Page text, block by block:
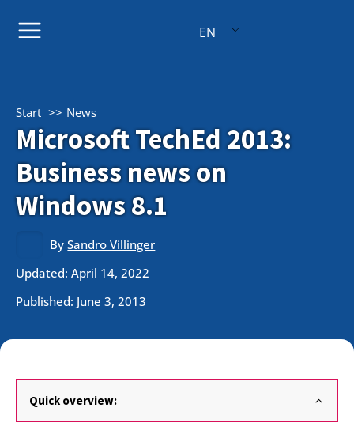
EN
Start News
Microsoft TechEd 2013:
Business news on
Windows 8.1
BySandro Villinger
Updated: April 14, 2022
Published: June 3, 2013
Quick overview: